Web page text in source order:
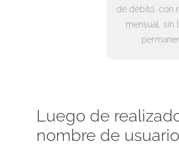
de débito, con
mensual, sin
Luego de
nombre de